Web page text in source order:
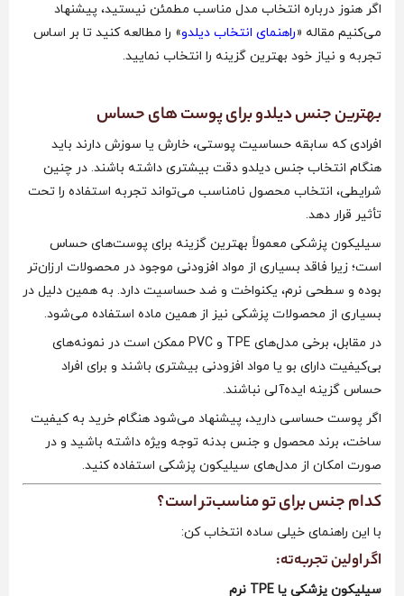
اگر هنوز درباره انتخاب مدل مناسب مطمئن نیستید، پیشنهاد
می‌کنیم مقاله «راهنمای انتخاب دیلدو» را مطالعه کنید تا بر اساس
تجربه و نیاز خود بهترین گزینه را انتخاب نمایید.
بهترین جنس دیلدو برای پوست های حساس
افرادی که سابقه حساسیت پوستی، خارش یا سوزش دارند باید
هنگام انتخاب جنس دیلدو دقت بیشتری داشته باشند. در چنین
شرایطی، انتخاب محصول نامناسب می‌تواند تجربه استفاده را تحت
تأثیر قرار دهد.
سیلیکون پزشکی معمولاً بهترین گزینه برای پوست‌های حساس
است؛ زیرا فاقد بسیاری از مواد افزودنی موجود در محصولات ارزان‌تر
بوده و سطحی نرم، یکنواخت و ضد حساسیت دارد. به همین دلیل در
بسیاری از محصولات پزشکی نیز از همین ماده استفاده می‌شود.
در مقابل، برخی مدل‌های TPE و PVC ممکن است در نمونه‌های
بی‌کیفیت دارای بو یا مواد افزودنی بیشتری باشند و برای افراد
حساس گزینه ایده‌آلی نباشند.
اگر پوست حساسی دارید، پیشنهاد می‌شود هنگام خرید به کیفیت
ساخت، برند محصول و جنس بدنه توجه ویژه داشته باشید و در
صورت امکان از مدل‌های سیلیکون پزشکی استفاده کنید.
کدام جنس برای تو مناسب‌تر است؟
با این راهنمای خیلی ساده انتخاب کن:
اگر اولین تجربه‌ته:
سیلیکون پزشکی یا TPE نرم